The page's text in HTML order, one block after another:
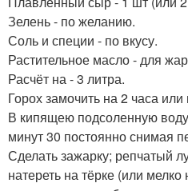
Зелень - по желанию.
Соль и специи - по вкусу.
Растительное масло - для
Расчёт на - 3 литра.
Горох замочить на 2 часа или
В кипящею подсоленную
минут 30 постоянно снимая
Сделать зажарку; репчатый
натереть на тёрке (или